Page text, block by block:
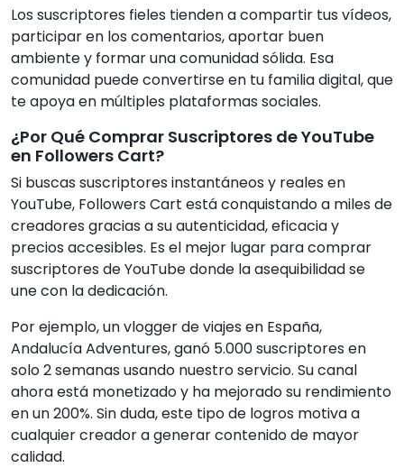
Los suscriptores fieles tienden a compartir tus vídeos,
participar en los comentarios, aportar buen
ambiente y formar una comunidad sólida. Esa
comunidad puede convertirse en tu familia digital, que
te apoya en múltiples plataformas sociales.
¿Por Qué Comprar Suscriptores de YouTube
en Followers Cart?
Si buscas suscriptores instantáneos y reales en
YouTube, Followers Cart está conquistando a miles de
creadores gracias a su autenticidad, eficacia y
precios accesibles. Es el mejor lugar para comprar
suscriptores de YouTube donde la asequibilidad se
une con la dedicación.
Por ejemplo, un vlogger de viajes en España,
Andalucía Adventures, ganó 5.000 suscriptores en
solo 2 semanas usando nuestro servicio. Su canal
ahora está monetizado y ha mejorado su rendimiento
en un 200%. Sin duda, este tipo de logros motiva a
cualquier creador a generar contenido de mayor
calidad.